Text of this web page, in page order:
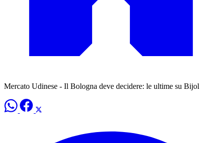
Mercato Udinese - Il Bologna deve decidere: le ultime su Bijol